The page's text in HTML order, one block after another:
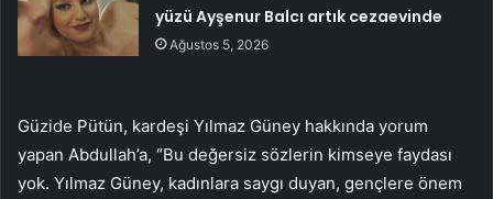
yüzü Ayşenur Balcı artık cezaevinde
Ağustos 5, 2026
Güzide Pütün, kardeşi Yılmaz Güney hakkında yorum
yapan Abdullah’a, “Bu değersiz sözlerin kimseye faydası
yok. Yılmaz Güney, kadınlara saygı duyan, gençlere önem